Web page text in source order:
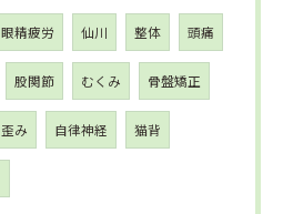
眼精疲労 仙川 整体 頭痛
股関節 むくみ 骨盤矯正
歪み 自律神経 猫背